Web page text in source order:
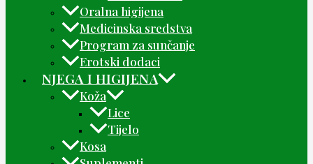
Oralna higijena
Medicinska sredstva
Program za sunčanje
Erotski dodaci
NJEGA I HIGIJENA
Koža
Lice
Tijelo
Kosa